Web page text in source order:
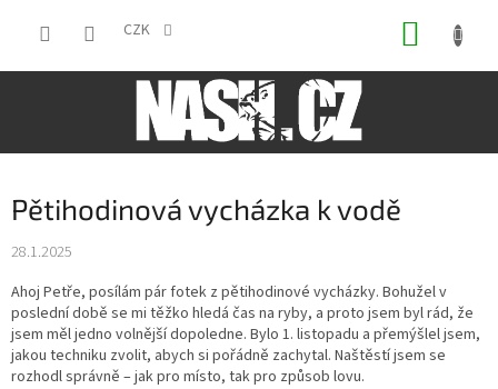
CZK
Pětihodinová vycházka k vodě
28.1.2025
Ahoj Petře, posílám pár fotek z pětihodinové vycházky. Bohužel v
poslední době se mi těžko hledá čas na ryby, a proto jsem byl rád, že
jsem měl jedno volnější dopoledne. Bylo 1. listopadu a přemýšlel jsem,
jakou techniku zvolit, abych si pořádně zachytal. Naštěstí jsem se
rozhodl správně – jak pro místo, tak pro způsob lovu.